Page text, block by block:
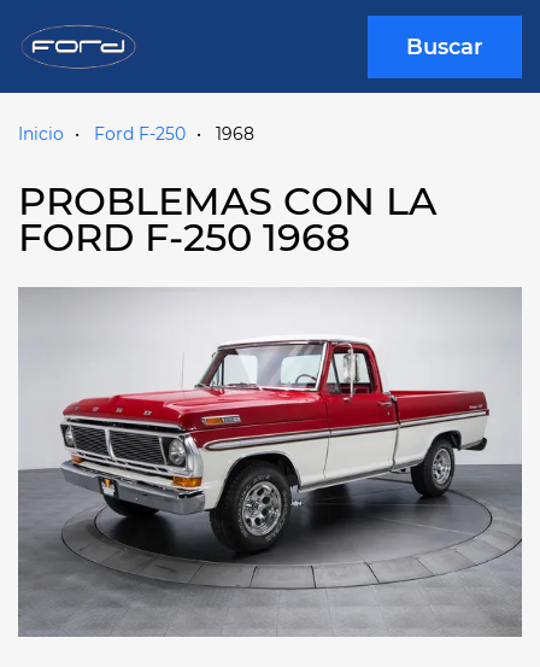
Buscar
Inicio Ford F-250 1968
PROBLEMAS CON LA
FORD F-250 1968